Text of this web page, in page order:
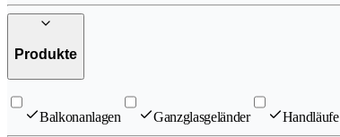
Produkte
Balkonanlagen Ganzglasgeländer Handläufe